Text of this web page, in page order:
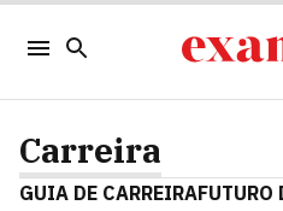
Carreira
GUIA DE CARREIRAFUTURO